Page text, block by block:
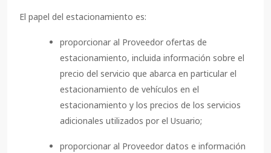
El papel del estacionamiento es:
proporcionar al Proveedor ofertas de
estacionamiento, incluida información sobre el
precio del servicio que abarca en particular el
estacionamiento de vehículos en el
estacionamiento y los precios de los servicios
adicionales utilizados por el Usuario;
proporcionar al Proveedor datos e información